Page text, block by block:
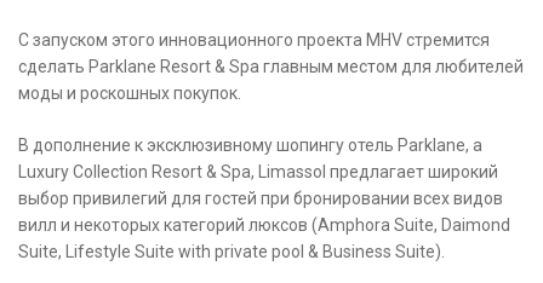
С запуском этого инновационного проекта MHV стремится
сделать Parklane Resort & Spa главным местом для любителей
моды и роскошных покупок.
В дополнение к эксклюзивному шопингу отель Parklane, a
Luxury Collection Resort & Spa, Limassol предлагает широкий
выбор привилегий для гостей при бронировании всех видов
вилл и некоторых категорий люксов (Amphora Suite, Daimond
Suite, Lifestyle Suite with private pool & Business Suite).